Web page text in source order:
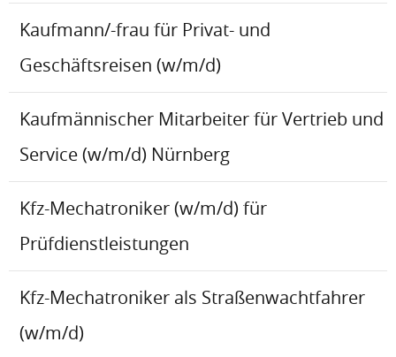
Kaufmann/-frau für Privat- und
Geschäftsreisen (w/m/d)
Kaufmännischer Mitarbeiter für Vertrieb und
Service (w/m/d) Nürnberg
Kfz-Mechatroniker (w/m/d) für
Prüfdienstleistungen
Kfz-Mechatroniker als Straßenwachtfahrer
(w/m/d)